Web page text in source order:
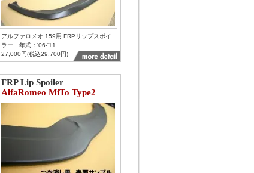
アルファロメオ 159用 FRPリップスポイ
ラー 年式：'06-'11
27,000円(税込29,700円)
FRP Lip Spoiler
AlfaRomeo MiTo Type2